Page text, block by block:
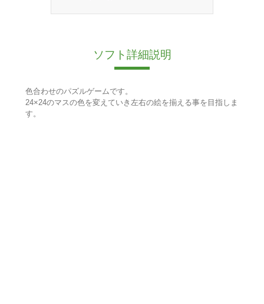
ソフト詳細説明
色合わせのパズルゲームです。
24×24のマスの色を変えていき左右の絵を揃える事を目指しま
す。